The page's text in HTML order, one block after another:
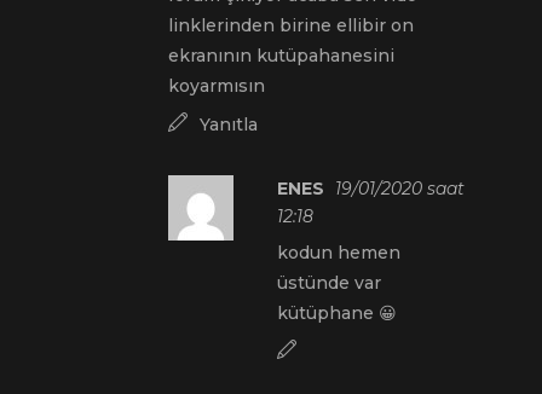
linklerinden birine ellibir on
ekranının kutüpahanesini
koyarmısın
Yanıtla
ENES
19/01/2020 saat
12:18
kodun hemen
üstünde var
kütüphane 😀